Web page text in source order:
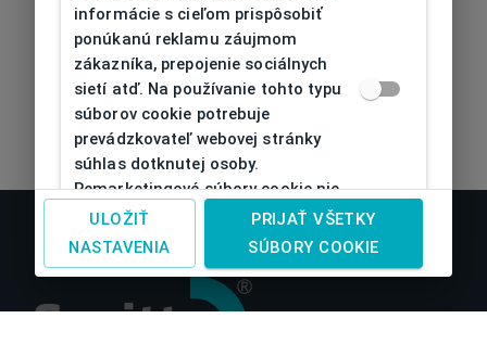
informácie s cieľom prispôsobiť
ponúkanú reklamu záujmom
zákazníka, prepojenie sociálnych
sietí atď. Na používanie tohto typu
súborov cookie potrebuje
prevádzkovateľ webovej stránky
súhlas dotknutej osoby.
Remarketingové súbory cookie nie
je možné bez takéhoto súhlasu
používať
ULOŽIŤ
NASTAVENIA
PRIJAŤ VŠETKY
SÚBORY COOKIE